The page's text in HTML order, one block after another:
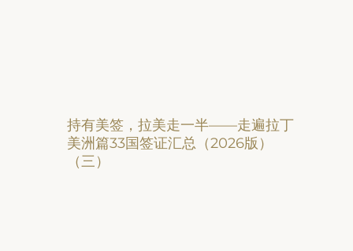
持有美签，拉美走一半——走遍拉丁
美洲篇33国签证汇总（2026版）
（三）